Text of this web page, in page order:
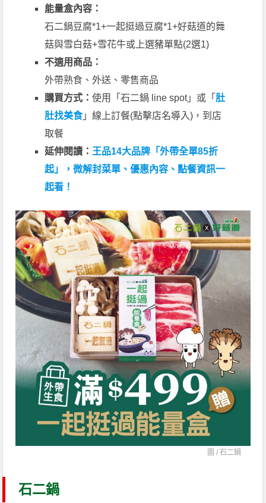
能量盒內容：
石二鍋豆腐*1+一起挺過豆腐*1+好菇道的舞
菇與雪白菇+雪花牛或上選豬單點(2選1)
不適用商品：
外帶熟食、外送、零售商品
購買方式：使用「石二鍋 line spot」或「 肚
肚找美食」線上訂餐(點擊店名導入)，到店
取餐
延伸閱讀： 王品14大品牌「外帶全單85折
起」，微解封菜單、優惠內容、點餐資訊一
起看！
圖 / 石二鍋
石二鍋